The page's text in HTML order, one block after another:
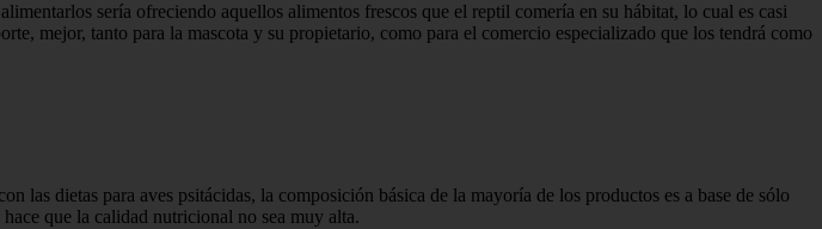
sería ofreciendo aquellos alimentos frescos que el reptil comería en su hábitat, lo cual es casi
mejor, tanto para la mascota y su propietario, como para el comercio especializado que los tendrá como
las dietas para aves psitácidas, la composición básica de la mayoría de los productos es a base de sólo
que la calidad nutricional no sea muy alta.